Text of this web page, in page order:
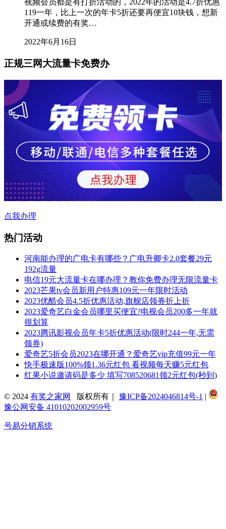
视频会员都是有打折活动的，2022年的活动是4.7折优惠
119一年，比上一次的年卡5折还要再便宜10块钱，想新
开通或续费的有奖…
2022年6月16日
正规三网大流量卡免费办
点我办理
热门活动
河南能办理的广电卡有哪些？广电升卿卡2.0套餐29元
192g流量
电信19元大流量卡在哪办理？教你免费办理无限流量卡
2023芒果tv会员新用户特惠109元一年限时活动
2023优酷会员4.5折优惠活动,旗舰店领券折上折
2023爱奇艺白金会员哪里买便宜?电视会员200多一年就
很划算
2023腾讯影视会员年卡5折优惠活动(限时244一年,无需
领券)
爱奇艺5折会员2023在哪开通？爱奇艺vip充值99元一年
快手极速版100%领1.36元红包 看视频每天赚5元红包
红果小说邀请码是多少 填写708520681领2元红包(秒到)
© 2024 有奖之家网 版权所有｜ 豫ICP备2024046814号-1 |
豫公网安备 41010202002959号
号易分销系统